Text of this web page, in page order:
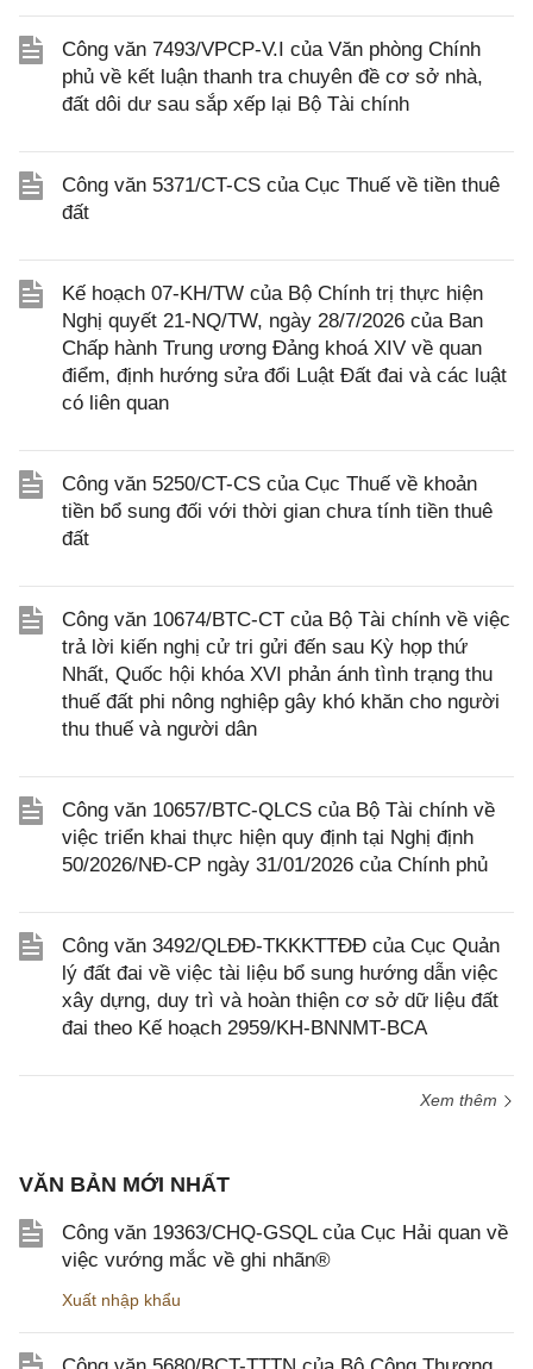
Công văn 7493/VPCP-V.I của Văn phòng Chính
phủ về kết luận thanh tra chuyên đề cơ sở nhà,
đất dôi dư sau sắp xếp lại Bộ Tài chính
Công văn 5371/CT-CS của Cục Thuế về tiền thuê
đất
Kế hoạch 07-KH/TW của Bộ Chính trị thực hiện
Nghị quyết 21-NQ/TW, ngày 28/7/2026 của Ban
Chấp hành Trung ương Đảng khoá XIV về quan
điểm, định hướng sửa đổi Luật Đất đai và các luật
có liên quan
Công văn 5250/CT-CS của Cục Thuế về khoản
tiền bổ sung đối với thời gian chưa tính tiền thuê
đất
Công văn 10674/BTC-CT của Bộ Tài chính về việc
trả lời kiến nghị cử tri gửi đến sau Kỳ họp thứ
Nhất, Quốc hội khóa XVI phản ánh tình trạng thu
thuế đất phi nông nghiệp gây khó khăn cho người
thu thuế và người dân
Công văn 10657/BTC-QLCS của Bộ Tài chính về
việc triển khai thực hiện quy định tại Nghị định
50/2026/NĐ-CP ngày 31/01/2026 của Chính phủ
Công văn 3492/QLĐĐ-TKKKTTĐĐ của Cục Quản
lý đất đai về việc tài liệu bổ sung hướng dẫn việc
xây dựng, duy trì và hoàn thiện cơ sở dữ liệu đất
đai theo Kế hoạch 2959/KH-BNNMT-BCA
Xem thêm
VĂN BẢN MỚI NHẤT
Công văn 19363/CHQ-GSQL của Cục Hải quan về
việc vướng mắc về ghi nhãn®
Xuất nhập khẩu